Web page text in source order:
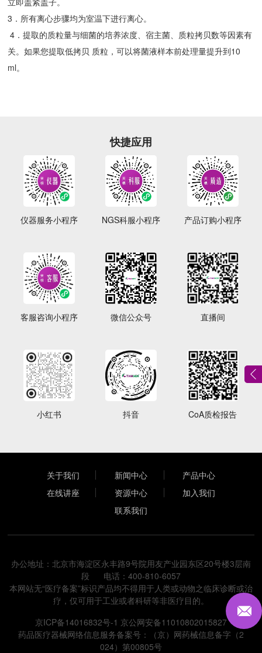
3．所有离心步骤均为室温下进行离心。
4．提取的质粒量与细菌的培养浓度、宿主菌、质粒拷贝数等因素有
关。如果您提取低拷贝 质粒，可以将菌液样本前处理量提升到10
ml。
快捷应用
仪器服务小程序 NGS科服小程序 产品订购小程序
客服咨询小程序 微信公众号 直播间
小红书 抖音 CoA质检报告
关于我们 新闻中心
产品中心
在线讲座
资源中心
加入我们
联系我们
办公地址：北京市海淀区永丰路9号院用友产业园东区20号楼3层南
段 电话：400-810-6057
本网站无“医疗备案”标识产品均不得用于人类或动物之临床诊断或治
疗，仅可用于工业或者科研等非医疗目的。
京ICP备14016832号-1 京公网安备11010802015827
药品医疗器械网络信息服务备案号：（京）网药械信息备字（2
024）第00805号